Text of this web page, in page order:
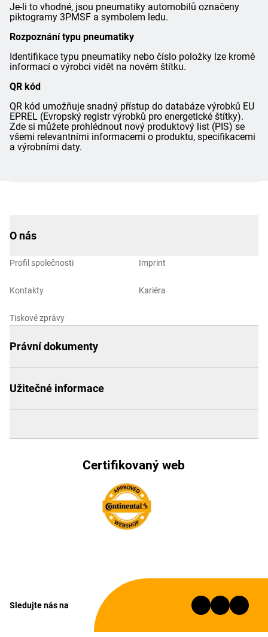
Je-li to vhodné, jsou pneumatiky automobilů označeny
piktogramy 3PMSF a symbolem ledu.
Rozpoznání typu pneumatiky
Identifikace typu pneumatiky nebo číslo položky lze kromě
informací o výrobci vidět na novém štítku.
QR kód
QR kód umožňuje snadný přístup do databáze výrobků EU
EPREL (Evropský registr výrobků pro energetické štítky).
Zde si můžete prohlédnout nový produktový list (PIS) se
všemi relevantními informacemi o produktu, specifikacemi
a výrobními daty.
O nás
Profil společnosti
Kontakty
Tiskové zprávy
Imprint
Kariéra
Právní dokumenty
Užitečné informace
Certifikovaný web
Sledujte nás na